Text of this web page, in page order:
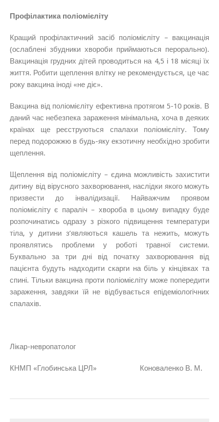
Профілактика поліомієліту
Кращий профілактичний засіб поліомієліту – вакцинація
(ослаблені збудники хвороби приймаються перорально).
Вакцинація грудних дітей проводиться на 4,5 і 18 місяці їх
життя. Робити щеплення влітку не рекомендується, це час
року вакцина іноді «не діє».
Вакцина від поліомієліту ефективна протягом 5-10 років. В
даний час небезпека зараження мінімальна, хоча в деяких
країнах ще реєструються спалахи поліомієліту. Тому
перед подорожжю в будь-яку екзотичну необхідно зробити
щеплення.
Щеплення від поліомієліту – єдина можливість захистити
дитину від вірусного захворювання, наслідки якого можуть
призвести до інвалідизації. Найважчим проявом
поліомієліту є параліч – хвороба в цьому випадку буде
розпочинатись одразу з різкого підвищення температури
тіла, у дитини з’являються кашель та нежить, можуть
проявлятись проблеми у роботі травної системи.
Буквально за три дні від початку захворювання від
пацієнта будуть надходити скарги на біль у кінцівках та
спині. Тільки вакцина проти поліомієліту може попередити
зараження, завдяки їй не відбувається епідеміологічних
спалахів.
Лікар-невропатолог
КНМП «Глобинська ЦРЛ» Коноваленко В. М.